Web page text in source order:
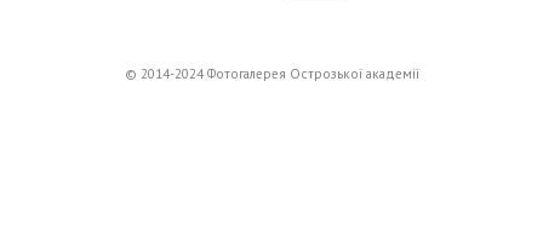
© 2014-2024 Фотогалерея Острозької академії